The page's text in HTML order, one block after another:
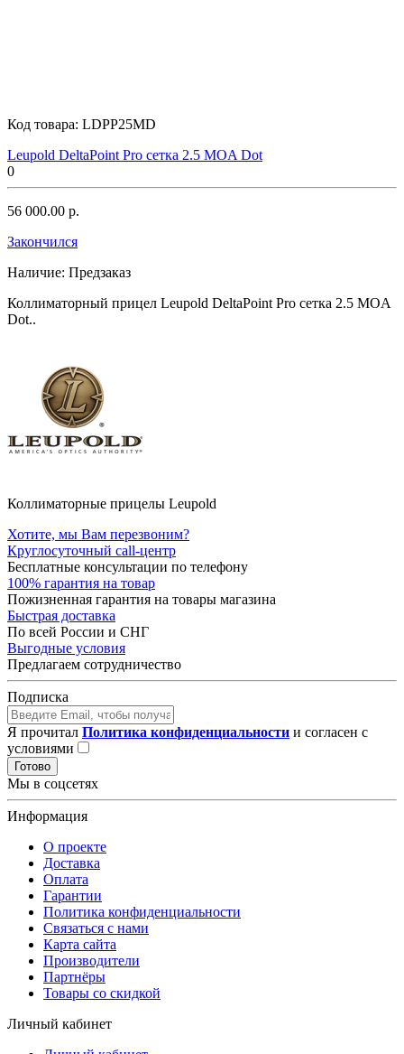
Код товара: LDPP25MD
Leupold DeltaPoint Pro сетка 2.5 MOA Dot
0
56 000.00 р.
Закончился
Наличие: Предзаказ
Коллиматорный прицел Leupold DeltaPoint Pro сетка 2.5 MOA
Dot..
Коллиматорные прицелы Leupold
Хотите, мы Вам перезвоним?
Круглосуточный call-центр
Бесплатные консультации по телефону
100% гарантия на товар
Пожизненная гарантия на товары магазина
Быстрая доставка
По всей России и СНГ
Выгодные условия
Предлагаем сотрудничество
Подписка
Я прочитал Политика конфиденциальности и согласен с
условиями
Готово
Мы в соцсетях
Информация
О проекте
Доставка
Оплата
Гарантии
Политика конфиденциальности
Связаться с нами
Карта сайта
Производители
Партнёры
Товары со скидкой
Личный кабинет